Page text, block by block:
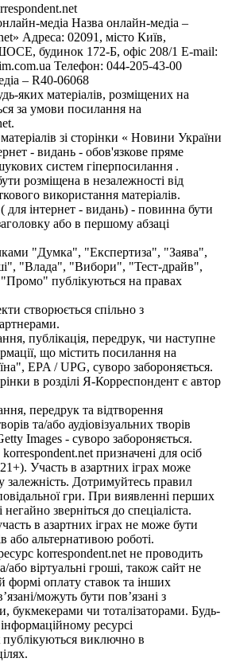
медіа Назва онлайн-медіа –
Адреса: 02091, місто Київ,
будинок 172-Б, офіс 208/1 E-mail:
Телефон: 044-205-43-00
– R40-06068
яких матеріалів, розміщених на
за умови посилання на
зі сторінки « Новини України
- видань - обов'язкове пряме
систем гіперпосилання .
розміщена в незалежності від
використання матеріалів.
для інтернет - видань) - повинна бути
або в першому абзаці
"Думка", "Експертиза", "Заява",
"Влада", "Вибори", "Тест-драйв",
публікуються на правах
створюється спільно з
публікація, передрук, чи наступне
що містить посилання на
EPA / UPG, суворо забороняється.
в розділі Я-Корреспондент є автор
передрук та відтворення
та/або аудіовізуальних творів
Images - суворо забороняється.
призначені для осіб
Участь в азартних іграх може
залежність. Дотримуйтесь правил
гри. При виявленні перших
зверніться до спеціаліста.
в азартних іграх не може бути
або альтернативою роботі.
korrespondent.net не проводить
або віртуальні гроші, також сайт не
формі оплату ставок та інших
можуть бути пов’язані з
букмекерами чи тоталізаторами. Будь-
ресурсі
публікуються виключно в